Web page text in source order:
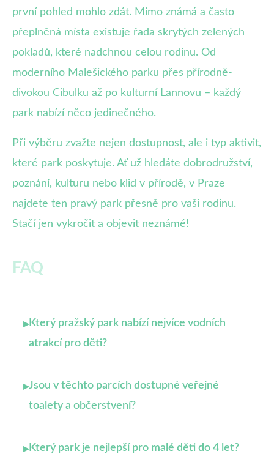
první pohled mohlo zdát. Mimo známá a často
přeplněná místa existuje řada skrytých zelených
pokladů, které nadchnou celou rodinu. Od
moderního Malešického parku přes přírodně-
divokou Cibulku až po kulturní Lannovu – každý
park nabízí něco jedinečného.
Při výběru zvažte nejen dostupnost, ale i typ aktivit,
které park poskytuje. Ať už hledáte dobrodružství,
poznání, kulturu nebo klid v přírodě, v Praze
najdete ten pravý park přesně pro vaši rodinu.
Stačí jen vykročit a objevit neznámé!
FAQ
▸Který pražský park nabízí nejvíce vodních
atrakcí pro děti?
▸Jsou v těchto parcích dostupné veřejné
toalety a občerstvení?
▸Který park je nejlepší pro malé děti do 4 let?